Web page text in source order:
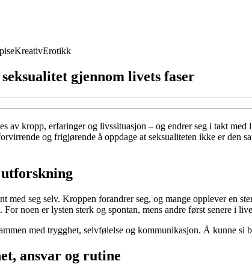
KreativErotikk
gjennom livets faser
av kropp, erfaringer og livssituasjon – og endrer seg i takt
og frigjørende å oppdage at seksualiteten ikke er den
med seg selv. Kroppen forandrer seg, og mange opplever en
noen er lysten sterk og spontan, mens andre først senere i
med trygghet, selvfølelse og kommunikasjon. Å kunne si
ansvar og rutine